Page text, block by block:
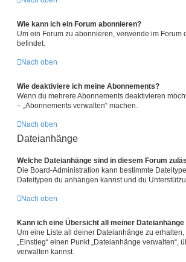
Wie kann ich ein Forum abonnieren?
Um ein Forum zu abonnieren, verwende im Forum
befindet.
Nach oben
Wie deaktiviere ich meine Abonnements?
Wenn du mehrere Abonnements deaktivieren
– „Abonnements verwalten“ machen.
Nach oben
Dateianhänge
Welche Dateianhänge sind in diesem Forum
Die Board-Administration kann bestimmte
Dateitypen du anhängen kannst und du
Nach oben
Kann ich eine Übersicht all meiner
Um eine Liste all deiner Dateianhänge zu
„Einstieg“ einen Punkt „Dateianhänge
verwalten kannst.